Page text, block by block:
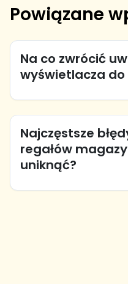
Powiązane
Na co zwrócić
wyświetlacza
Najczęstsze
regałów
uniknąć?